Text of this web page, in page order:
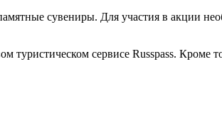
сувениры. Для участия в акции
туристическом сервисе Russpass.